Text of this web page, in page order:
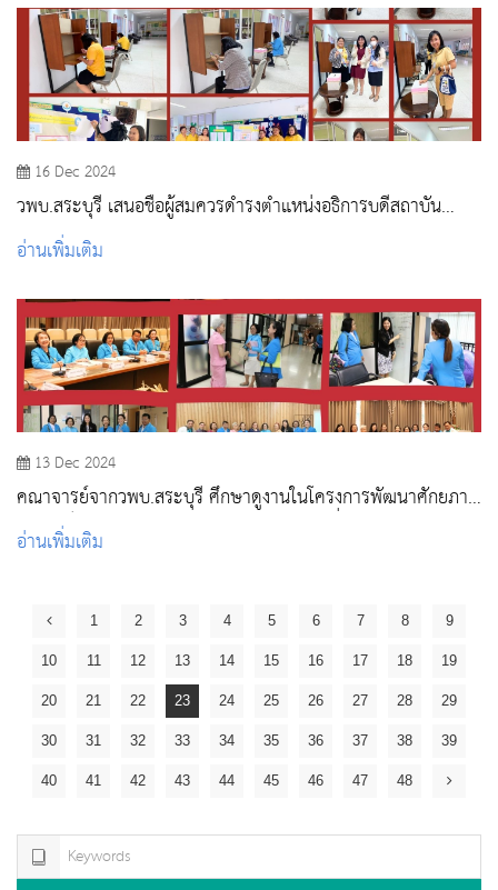
16 Dec 2024
วพบ.สระบุรี เสนอชื่อผู้สมควรดำรงตำแหน่งอธิการบดีสถาบัน
พระบรมราชชนก
อ่านเพิ่มเติม
13 Dec 2024
คณาจารย์จากวพบ.สระบุรี ศึกษาดูงานในโครงการพัฒนาศักยภาพ
อาจารย์ : การจัดการเรียนการสอนแบบPBL ที่มหาวิทยาลัย
สวนดุสิต
อ่านเพิ่มเติม
1 2 3 4 5 6 7 8 9
10 11 12 13 14 15 16 17 18 19
20 21 22 23 24 25 26 27 28 29
30 31 32 33 34 35 36 37 38 39
40 41 42 43 44 45 46 47 48